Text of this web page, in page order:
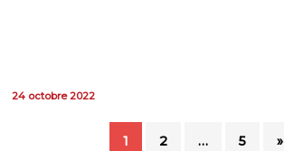
24 octobre 2022
1 2 … 5 »